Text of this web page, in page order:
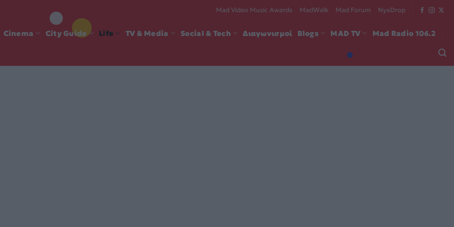
Mad Video Music Awards MadWalk Mad Forum NyxDrop
Cinema City Guide Life TV & Media Social & Tech Διαγωνισμοί Blogs MAD TV Mad Radio 106.2